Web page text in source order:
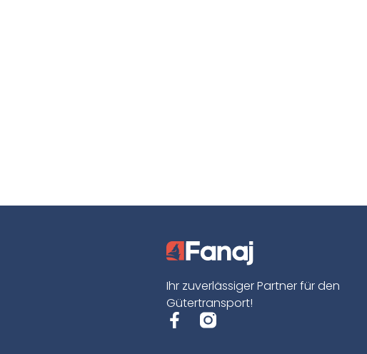
Ihr zuverlässiger Partner für den
Gütertransport!